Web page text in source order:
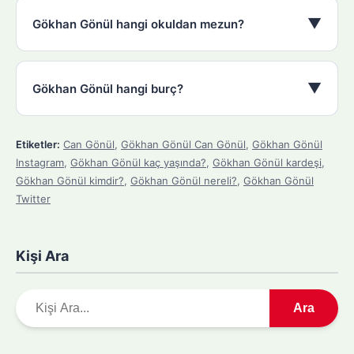
Gökhan Gönül hangi okuldan mezun? ▼
Gökhan Gönül hangi burç? ▼
Etiketler: Can Gönül, Gökhan Gönül Can Gönül, Gökhan Gönül
Instagram, Gökhan Gönül kaç yaşında?, Gökhan Gönül kardeşi,
Gökhan Gönül kimdir?, Gökhan Gönül nereli?, Gökhan Gönül
Twitter
Kişi Ara
r
Ara